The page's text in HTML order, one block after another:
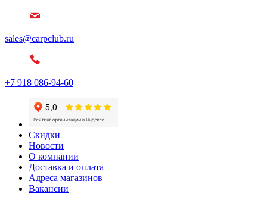
sales@carpclub.ru
+7 918 086-94-60
Скидки
Новости
О компании
Доставка и оплата
Адреса магазинов
Вакансии